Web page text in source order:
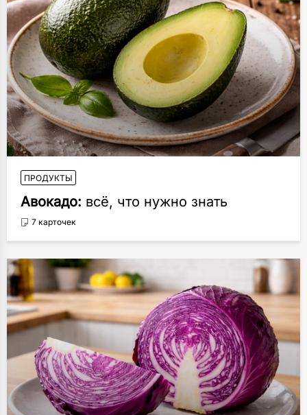
ПРОДУКТЫ
Авокадо: всё, что нужно знать
7 карточек